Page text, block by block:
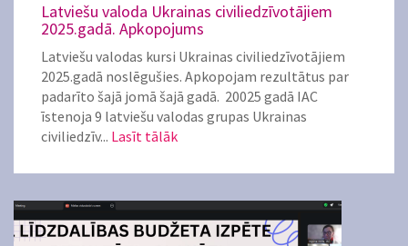
Latviešu valoda Ukrainas civiliedzīvotājiem
2025.gadā. Apkopojums
Latviešu valodas kursi Ukrainas civiliedzīvotājiem
2025.gadā noslēgušies. Apkopojam rezultātus par
padarīto šajā jomā šajā gadā. 20025 gadā IAC
īstenoja 9 latviešu valodas grupas Ukrainas
civiliedzīv... Lasīt tālāk